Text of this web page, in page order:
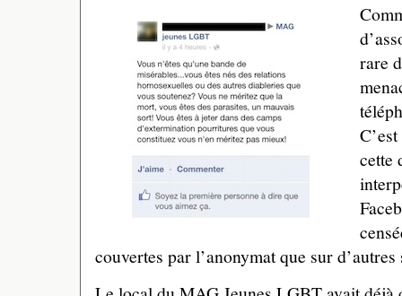
rare
cette
couvertes par l’anonymat que sur d’autres